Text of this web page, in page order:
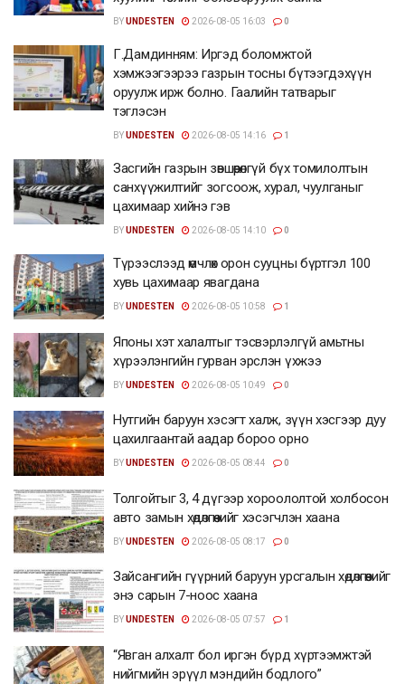
BYUNDESTEN 2026-08-05 16:03 0
Г.Дамдинням: Иргэд боломжтой
хэмжээгээрээ газрын тосны бүтээгдэхүүн
оруулж ирж болно. Гаалийн татварыг
тэглэсэн
BYUNDESTEN 2026-08-05 14:16 1
Засгийн газрын зөвшөөрөлгүй бүх томилолтын
санхүүжилтийг зогсоож, хурал, чуулганыг
цахимаар хийнэ гэв
BYUNDESTEN 2026-08-05 14:10 0
Түрээслээд өмчлөх орон сууцны бүртгэл 100
хувь цахимаар явагдана
BYUNDESTEN 2026-08-05 10:58 1
Японы хэт халалтыг тэсвэрлэлгүй амьтны
хүрээлэнгийн гурван эрслэн үхжээ
BYUNDESTEN 2026-08-05 10:49 0
Нутгийн баруун хэсэгт халж, зүүн хэсгээр дуу
цахилгаантай аадар бороо орно
BYUNDESTEN 2026-08-05 08:44 0
Толгойтыг 3, 4 дүгээр хороололтой холбосон
авто замын хөдөлгөөнийг хэсэгчлэн хаана
BYUNDESTEN 2026-08-05 08:17 0
Зайсангийн гүүрний баруун урсгалын хөдөлгөөнийг
энэ сарын 7-ноос хаана
BYUNDESTEN 2026-08-05 07:57 1
“Явган алхалт бол иргэн бүрд хүртээмжтэй
нийгмийн эрүүл мэндийн бодлого”